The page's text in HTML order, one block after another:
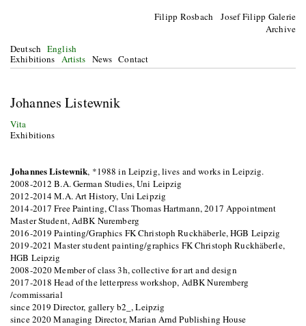
Filipp Rosbach Josef Filipp Galerie
Archive
Deutsch English
Exhibitions Artists News Contact
Johannes Listewnik
Vita
Exhibitions
Johannes Listewnik, *1988 in Leipzig, lives and works in Leipzig.
2008-2012 B.A. German Studies, Uni Leipzig
2012-2014 M.A. Art History, Uni Leipzig
2014-2017 Free Painting, Class Thomas Hartmann, 2017 Appointment
Master Student, AdBK Nuremberg
2016-2019 Painting/Graphics FK Christoph Ruckhäberle, HGB Leipzig
2019-2021 Master student painting/graphics FK Christoph Ruckhäberle,
HGB Leipzig
2008-2020 Member of class 3h, collective for art and design
2017-2018 Head of the letterpress workshop, AdBK Nuremberg
/commissarial
since 2019 Director, gallery b2_, Leipzig
since 2020 Managing Director, Marian Arnd Publishing House